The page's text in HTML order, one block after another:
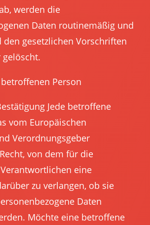
werden die
Daten routinemäßig und
den gesetzlichen Vorschriften
Person
Jede betroffene
vom Europäischen
Verordnungsgeber
von dem für die
eine
zu verlangen, ob sie
Daten
Möchte eine betroffene